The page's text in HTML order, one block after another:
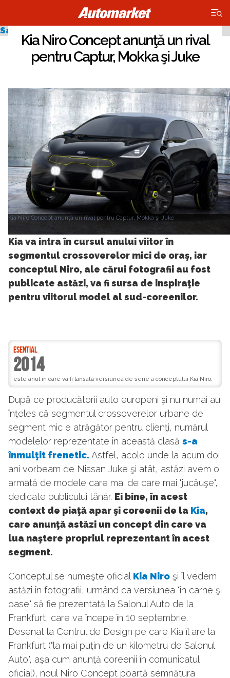
×
Salonul Auto de la Frankfurt 2013
Kia Niro Concept anunţă un rival
pentru Captur, Mokka şi Juke
Kia Niro Concept anunţă un rival pentru Captur, Mokka şi Juke
9
Kia va intra în cursul anului viitor în
segmentul crossoverelor mici de oraş, iar
conceptul Niro, ale cărui fotografii au fost
publicate astăzi, va fi sursa de inspiraţie
pentru viitorul model al sud-coreenilor.
ESENTIAL
2014
este anul în care va fi lansată versiunea de serie a conceptului Kia Niro.
După ce producătorii auto europeni şi nu numai au
înţeles că segmentul crossoverelor urbane de
segment mic e atrăgător pentru clienţi, numărul
modelelor reprezentate în această clasă s-a
înmulţit frenetic. Astfel, acolo unde la acum doi
ani vorbeam de Nissan Juke şi atât, astăzi avem o
armată de modele care mai de care mai "jucăuşe",
dedicate publicului tânăr. Ei bine, în acest
context de piaţă apar şi coreenii de la Kia,
care anunţă astăzi un concept din care va
lua naştere propriul reprezentant în acest
segment.
Conceptul se numeşte oficialKia Niro şi îl vedem
astăzi în fotografii, urmând ca versiunea "în carne şi
oase" să fie prezentată la Salonul Auto de la
Frankfurt, care va începe în 10 septembrie.
Desenat la Centrul de Design pe care Kia îl are la
Frankfurt ("la mai puţin de un kilometru de Salonul
Auto", aşa cum anunţă coreenii în comunicatul
oficial), noul Niro Concept poartă semnătura